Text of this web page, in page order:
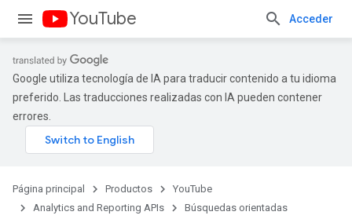
YouTube Acceder
Google utiliza tecnología de IA para traducir contenido a tu idioma
preferido. Las traducciones realizadas con IA pueden contener
errores.
Página principal Productos
YouTube
Analytics and Reporting APIs
Búsquedas orientadas